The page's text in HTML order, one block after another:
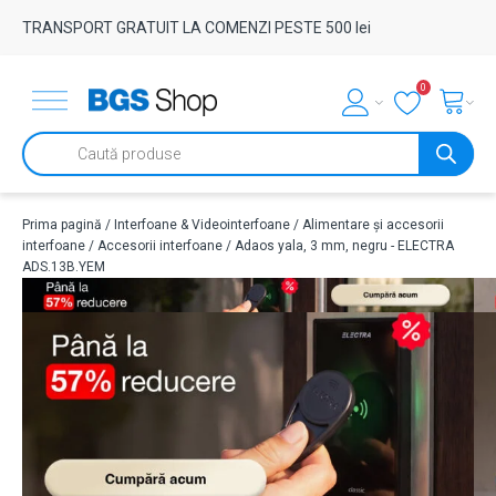
TRANSPORT GRATUIT LA COMENZI PESTE 500 lei
0
Products
search
Prima pagină / Interfoane & Videointerfoane / Alimentare și accesorii
interfoane / Accesorii interfoane / Adaos yala, 3 mm, negru - ELECTRA
ADS.13B.YEM